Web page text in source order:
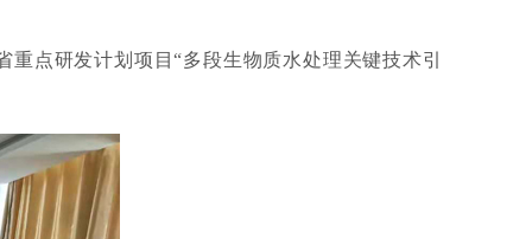
点研发计划项目“多段生物质水处理关键技术引